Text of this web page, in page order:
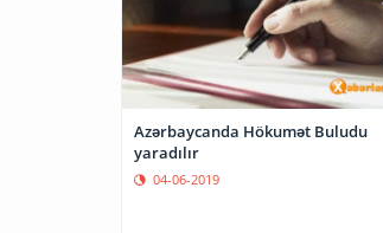
Azərbaycanda Hökumət Buludu
yaradılır
04-06-2019